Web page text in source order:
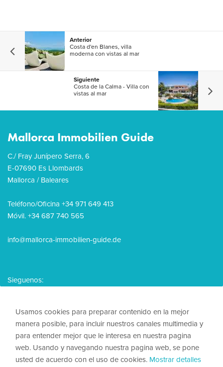
Anterior
Costa d'en Blanes, villa
moderna con vistas al mar
Siguiente
Costa de la Calma - Villa con
vistas al mar
Mallorca Immobilien Guide
C./ Fray Junípero Serra, 6
E-07690 Es Llombards
Mallorca / Baleares
Teléfono/Oficina +34 971 649 413
Móvil. +34 687 740 565
info@mallorca-immobilien-guide.de
Sieguenos:
© 2026, Mallorca Immobilien Guide
Nota legal
Usamos cookies para preparar contenido en la mejor
manera posible, para incluir nuestros canales multimedia y
para entender mejor que le interesa en nuestra pagina
web. Usando y navegando nuestra pagina web, se pone
usted de acuerdo con el uso de cookies. Mostrar detalles